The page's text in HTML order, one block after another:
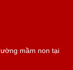
mầm non tại